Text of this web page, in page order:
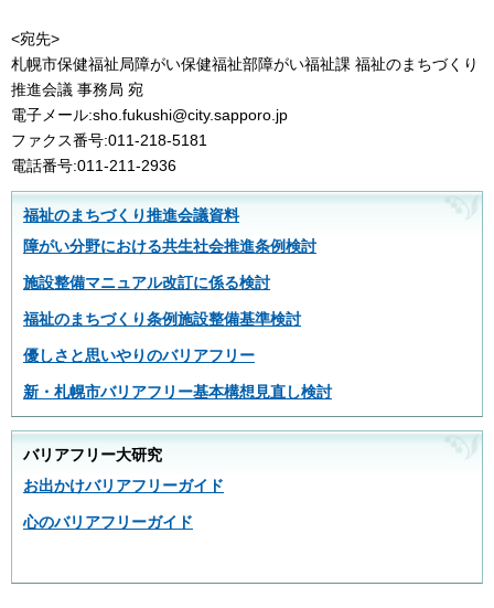
<宛先>
札幌市保健福祉局障がい保健福祉部障がい福祉課 福祉のまちづくり
推進会議 事務局 宛
電子メール:sho.fukushi@city.sapporo.jp
ファクス番号:011-218-5181
電話番号:011-211-2936
福祉のまちづくり推進会議資料
障がい分野における共生社会推進条例検討
施設整備マニュアル改訂に係る検討
福祉のまちづくり条例施設整備基準検討
優しさと思いやりのバリアフリー
新・札幌市バリアフリー基本構想見直し検討
バリアフリー大研究
お出かけバリアフリーガイド
心のバリアフリーガイド